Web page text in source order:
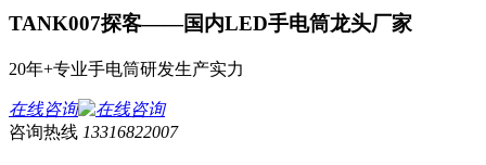
TANK007探客——国内LED手电筒龙头厂家
20年+专业手电筒研发生产实力
在线咨询
咨询热线 13316822007